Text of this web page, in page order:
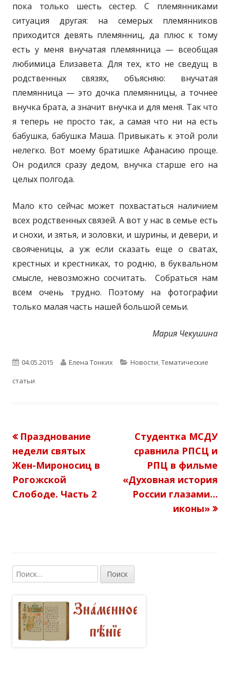
пока только шесть сестер. С племянниками
ситуация другая: на семерых племянников
приходится девять племянниц, да плюс к тому
есть у меня внучатая племянница — всеобщая
любимица Елизавета. Для тех, кто не сведущ в
родственных связях, объясняю: внучатая
племянница — это дочка племянницы, а точнее
внучка брата, а значит внучка и для меня. Так что
я теперь не просто так, а самая что ни на есть
бабушка, бабушка Маша. Привыкать к этой роли
нелегко. Вот моему братишке Афанасию проще.
Он родился сразу дедом, внучка старше его на
целых полгода.
Мало кто сейчас может похвастаться наличием
всех родственных связей. А вот у нас в семье есть
и снохи, и зятья, и золовки, и шурины, и девери, и
свояченицы, а уж если сказать еще о сватах,
крестных и крестниках, то родню, в буквальном
смысле, невозможно сосчитать. Собраться нам
всем очень трудно. Поэтому на фотографии
только малая часть нашей большой семьи.
Мария Чекушина
О
п
л
и
о
о
04.05.2015
А
р
Елена Тонких
К
и
Новости,Тематические
статьи
Навигация
по
записям
Предыдущая
статья:
Празднование
недели святых
Жен-Мироносиц в
Рогожской
Слободе. Часть 2
Следующая
статья:
Студентка МСДУ
сравнила РПСЦ и
РПЦ в фильме
«Духовная история
России глазами…
иконы»
Основная
боковая
панель
Н
а